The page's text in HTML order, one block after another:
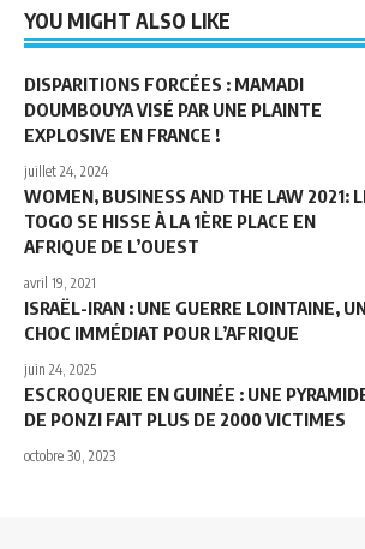
YOU MIGHT ALSO LIKE
DISPARITIONS FORCÉES : MAMADI
DOUMBOUYA VISÉ PAR UNE PLAINTE
EXPLOSIVE EN FRANCE !
juillet 24, 2024
WOMEN, BUSINESS AND THE LAW 2021:
TOGO SE HISSE À LA 1ÈRE PLACE EN
AFRIQUE DE L’OUEST
avril 19, 2021
ISRAËL-IRAN : UNE GUERRE LOINTAINE,
CHOC IMMÉDIAT POUR L’AFRIQUE
juin 24, 2025
ESCROQUERIE EN GUINÉE : UNE
DE PONZI FAIT PLUS DE 2000 VICTIMES
octobre 30, 2023